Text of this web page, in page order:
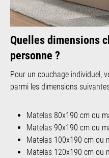
Quelles dimensions
personne ?
Pour un couchage individuel,
parmi les dimensions
Matelas 80x190 cm ou
Matelas 90x190 cm ou
Matelas 100x190 cm ou
Matelas 120x190 cm ou